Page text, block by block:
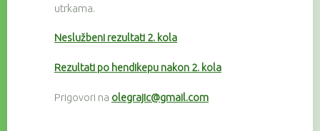
utrkama.
Neslužbeni rezultati 2. kola
Rezultati po hendikepu nakon 2. kola
Prigovori na olegrajic@gmail.com